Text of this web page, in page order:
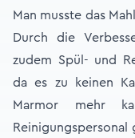
Man musste das
Durch die
zudem Spül- und
da es zu keinen
Marmor mehr